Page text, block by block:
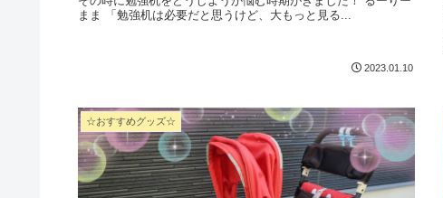
まま 「勉強机は必要だと思うけど、大もっと見る...
2023.01.10
☆おすすめグッズ☆